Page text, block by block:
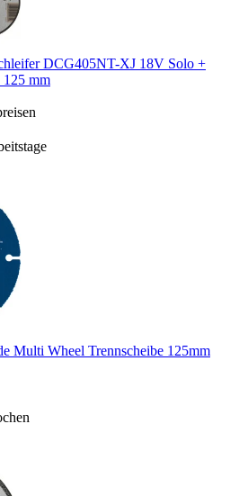
DCG405NT-XJ 18V Solo +
125 mm
Multi Wheel Trennscheibe 125mm